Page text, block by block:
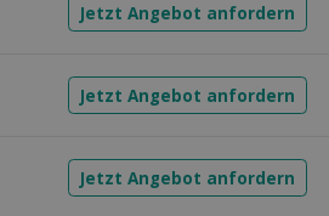
Jetzt Angebot anfordern
Jetzt Angebot anfordern
Jetzt Angebot anfordern